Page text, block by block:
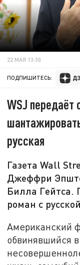
22 МАЯ 13:30
ПОДПИШИТЕСЬ:
WSJ передаёт
русская
Газета Wall
Джеффри
Билла Гейтса.
роман с
Американский
обвинявшийся